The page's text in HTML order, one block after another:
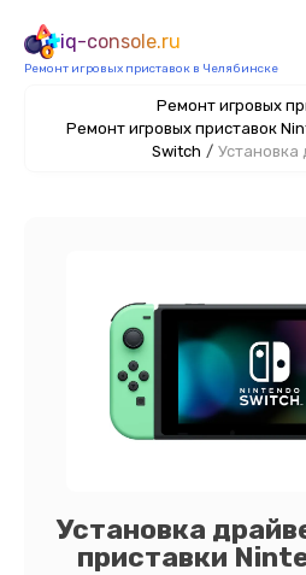
iq-console.ru
Ремонт игровых приставок в Челябинске
Ремонт игровых
Ремонт игровых приставок
Switch / Установка
Установка
приставки